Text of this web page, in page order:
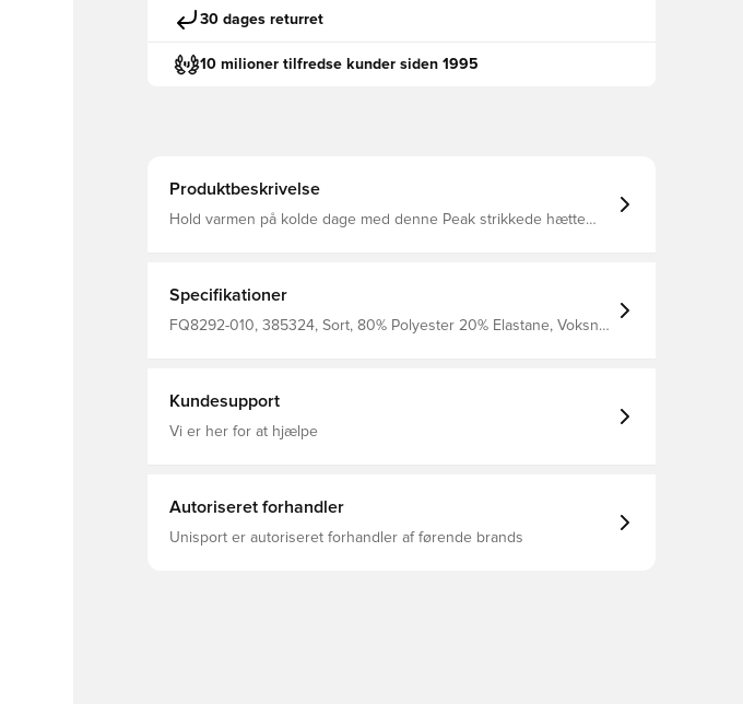
30 dages returret
10 milioner tilfredse kunder siden 1995
Produktbeskrivelse
Hold varmen på kolde dage med denne Peak strikkede hætte
polyester
Specifikationer
FQ8292-010, 385324, Sort, 80% Polyester 20% Elastane, Voksne,
Kundesupport
Vi er her for at hjælpe
Autoriseret forhandler
Unisport er autoriseret forhandler af førende brands